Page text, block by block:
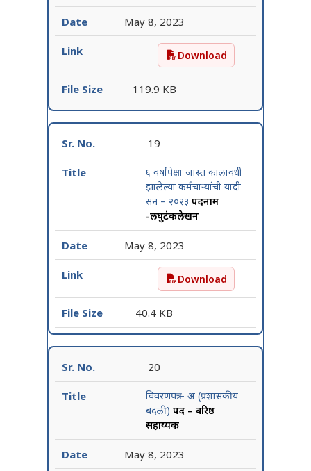
May 8, 2023
संचालनालय वैद्यकीय
Download
119.9 KB
19
६ वर्षांपेक्षा जास्त कालावधी
झालेल्या कर्मचाऱ्यांची यादी
सन – २०२३ पदनाम
-लघुटंकलेखन
May 8, 2023
६ वर्षांपेक्षा जास्त
Download
40.4 KB
20
विवरणपत्र – अ (प्रशासकीय
बदली) पद – वरिष्ठ
सहाय्यक
May 8, 2023